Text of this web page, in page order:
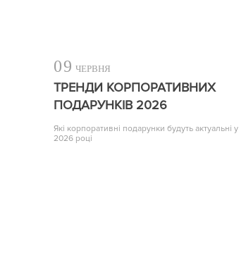
09 ЧЕРВНЯ
ТРЕНДИ КОРПОРАТИВНИХ
ПОДАРУНКІВ 2026
Які корпоративні подарунки будуть актуальні у
2026 році